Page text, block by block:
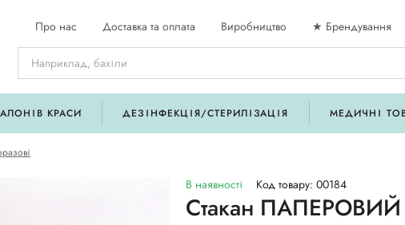
Про нас Доставка та оплата Виробництво ★ Брендування
КРАСИ ДЕЗІНФЕКЦІЯ/СТЕРИЛІЗАЦІЯ МЕДИЧНІ
В наявності Код товару: 00184
Стакан ПАПЕРОВИЙ